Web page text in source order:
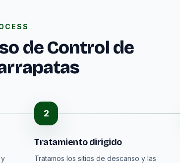
de Control de
2
Tratamiento dirigido
Tratamos los sitios de descanso y las